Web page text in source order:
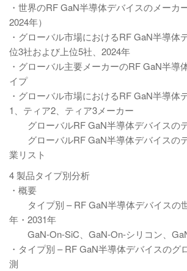
・世界のRF GaN半導体デバイスのメーカ
2024年）
・グローバル市場におけるRF GaN半導体
位3社および上位5社、2024年
・グローバル主要メーカーのRF GaN半導
イプ
・グローバル市場におけるRF GaN半導体
1、ティア2、ティア3メーカー
グローバルRF GaN半導体デバイスの
グローバルRF GaN半導体デバイスの
業リスト
4 製品タイプ別分析
・概要
タイプ別 – RF GaN半導体デバイスの
年・2031年
GaN-On-SiC、GaN-On-シリコン、
・タイプ別 – RF GaN半導体デバイスのグ
測